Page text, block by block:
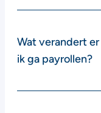
Wat verandert
ik ga payrollen?